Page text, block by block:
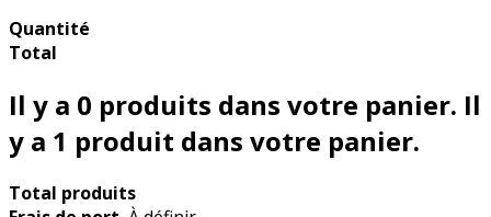
Quantité
Total
Il y a 0 produits dans votre panier. Il
y a 1 produit dans votre panier.
Total produits